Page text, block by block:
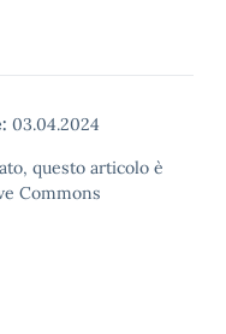
03.04.2024
questo articolo è
Commons